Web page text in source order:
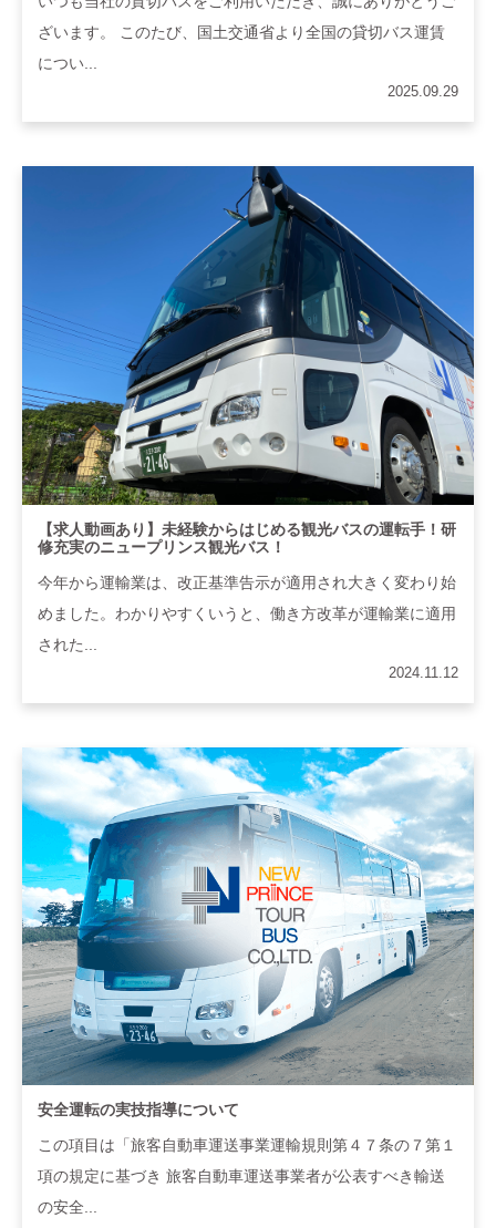
ざいます。 このたび、国土交通省より全国の貸切バス運賃
につい...
2025.09.29
【求人動画あり】未経験からはじめる観光バスの運転手！研
修充実のニュープリンス観光バス！
今年から運輸業は、改正基準告示が適用され大きく変わり始
めました。わかりやすくいうと、働き方改革が運輸業に適用
された...
2024.11.12
安全運転の実技指導について
この項目は「旅客自動車運送事業運輸規則第４７条の７第１
項の規定に基づき 旅客自動車運送事業者が公表すべき輸送
の安全...